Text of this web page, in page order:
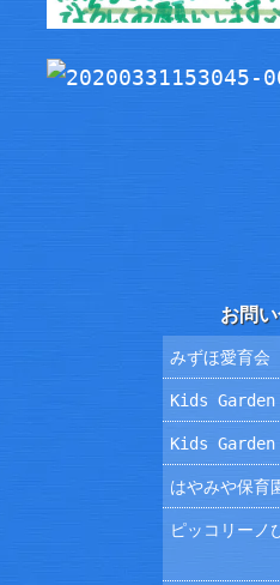
お問
みずほ愛育会
Kids Garden
Kids Garden
はやみや保育
ピッコリーノ